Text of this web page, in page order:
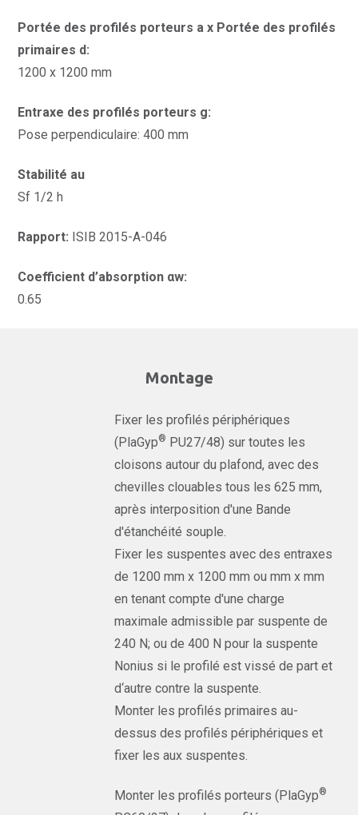
Portée des profilés porteurs a x Portée des profilés
primaires d:
1200 x 1200 mm
Entraxe des profilés porteurs g:
Pose perpendiculaire: 400 mm
Stabilité au
Sf 1/2 h
Rapport: ISIB 2015-A-046
Coefficient d’absorption αw:
0.65
Montage
Fixer les profilés périphériques
(PlaGyp® PU27/48) sur toutes les
cloisons autour du plafond, avec des
chevilles clouables tous les 625 mm,
après interposition d'une Bande
d'étanchéité souple.
Fixer les suspentes avec des entraxes
de 1200 mm x 1200 mm ou mm x mm
en tenant compte d'une charge
maximale admissible par suspente de
240 N; ou de 400 N pour la suspente
Nonius si le profilé est vissé de part et
d‘autre contre la suspente.
Monter les profilés primaires au-
dessus des profilés périphériques et
fixer les aux suspentes.
Monter les profilés porteurs (PlaGyp®